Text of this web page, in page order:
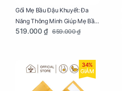
Gối Mẹ Bầu Đậu Khuyết: Đa
Năng Thông Minh Giúp Mẹ Bầu
Ngủ Ngon, Cho Bé Bú Sau Sinh
519.000 ₫ 659.000 ₫
34%
GIẢM